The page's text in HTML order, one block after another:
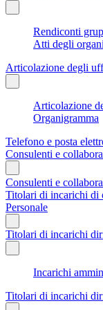
Rendiconti
Atti degli
Articolazione degli
Articolazione
Organigramma
Telefono e posta
Consulenti e
Consulenti e
Titolari di incarichi di
Personale
Titolari di incarichi
Incarichi
Titolari di incarichi